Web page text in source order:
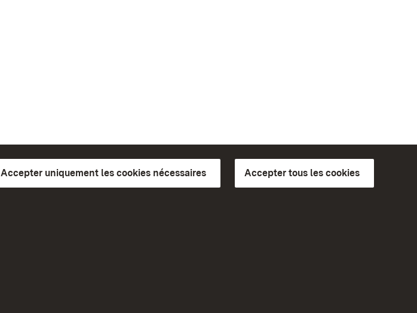
Accepter uniquement les cookies nécessaires Accepter tous les cookies